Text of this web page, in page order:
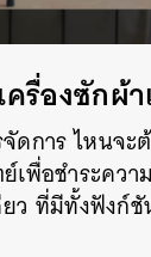
องซักผ้า
ดการ ไหนจ
พื่อชำระคว
ว ที่มีทั้งฟังก์